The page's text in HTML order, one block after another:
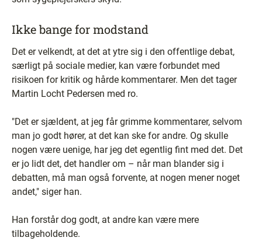
Ikke bange for modstand
Det er velkendt, at det at ytre sig i den offentlige debat,
særligt på sociale medier, kan være forbundet med
risikoen for kritik og hårde kommentarer. Men det tager
Martin Locht Pedersen med ro.
"Det er sjældent, at jeg får grimme kommentarer, selvom
man jo godt hører, at det kan ske for andre. Og skulle
nogen være uenige, har jeg det egentlig fint med det. Det
er jo lidt det, det handler om – når man blander sig i
debatten, må man også forvente, at nogen mener noget
andet," siger han.
Han forstår dog godt, at andre kan være mere
tilbageholdende.